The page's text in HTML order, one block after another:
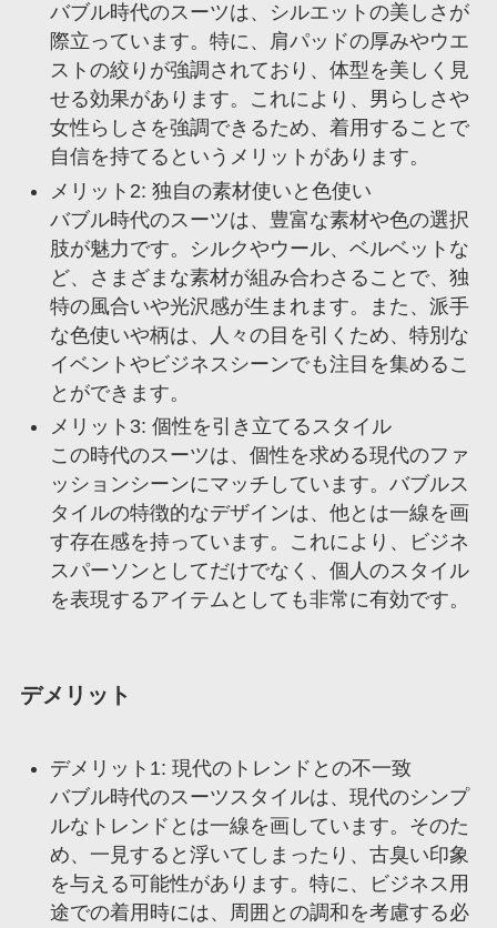
バブル時代のスーツは、シルエットの美しさが
際立っています。特に、肩パッドの厚みやウエ
ストの絞りが強調されており、体型を美しく見
せる効果があります。これにより、男らしさや
女性らしさを強調できるため、着用することで
自信を持てるというメリットがあります。
メリット2: 独自の素材使いと色使い
バブル時代のスーツは、豊富な素材や色の選択
肢が魅力です。シルクやウール、ベルベットな
ど、さまざまな素材が組み合わさることで、独
特の風合いや光沢感が生まれます。また、派手
な色使いや柄は、人々の目を引くため、特別な
イベントやビジネスシーンでも注目を集めるこ
とができます。
メリット3: 個性を引き立てるスタイル
この時代のスーツは、個性を求める現代のファ
ッションシーンにマッチしています。バブルス
タイルの特徴的なデザインは、他とは一線を画
す存在感を持っています。これにより、ビジネ
スパーソンとしてだけでなく、個人のスタイル
を表現するアイテムとしても非常に有効です。
デメリット
デメリット1: 現代のトレンドとの不一致
バブル時代のスーツスタイルは、現代のシンプ
ルなトレンドとは一線を画しています。そのた
め、一見すると浮いてしまったり、古臭い印象
を与える可能性があります。特に、ビジネス用
途での着用時には、周囲との調和を考慮する必